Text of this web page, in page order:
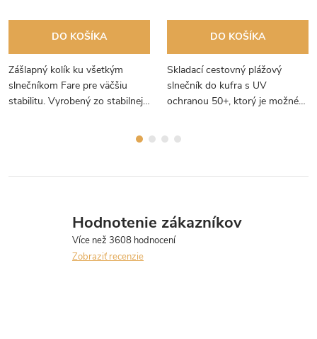
DO KOŠÍKA
Zášlapný kolík ku všetkým
slnečníkom Fare pre väčšiu
stabilitu. Vyrobený zo stabilnej
DO KOŠÍKA
Skladací cestovný plážový
slnečník do kufra s UV
ochranou 50+, ktorý je možné
dovolenku.
Hodnotenie zákazníkov
Zobraziť recenzie